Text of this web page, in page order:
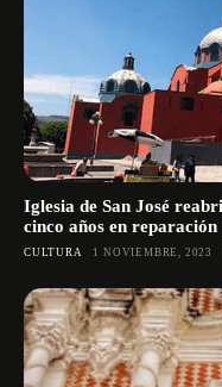
Iglesia de San José
cinco años en reparación
CULTURA 1 NOVIEMBRE, 2023